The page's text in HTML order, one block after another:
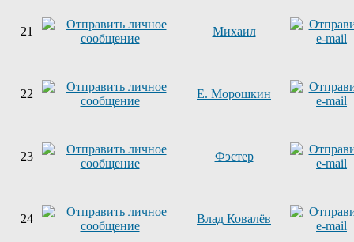
21 Михаил
22 Е. Морошкин
23 Фэстер
24 Влад Ковалёв